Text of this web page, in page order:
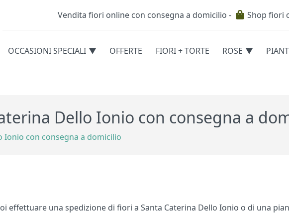
Testata
Vendita fiori online con consegna a domicilio - Shop fiori
Categorie
OCCASIONI SPECIALI OFFERTE FIORI + TORTE ROSE
Dello Ionio con consegna a
Ionio con consegna a domicilio
effettuare una spedizione di fiori a Santa Caterina Dello Ionio o di una